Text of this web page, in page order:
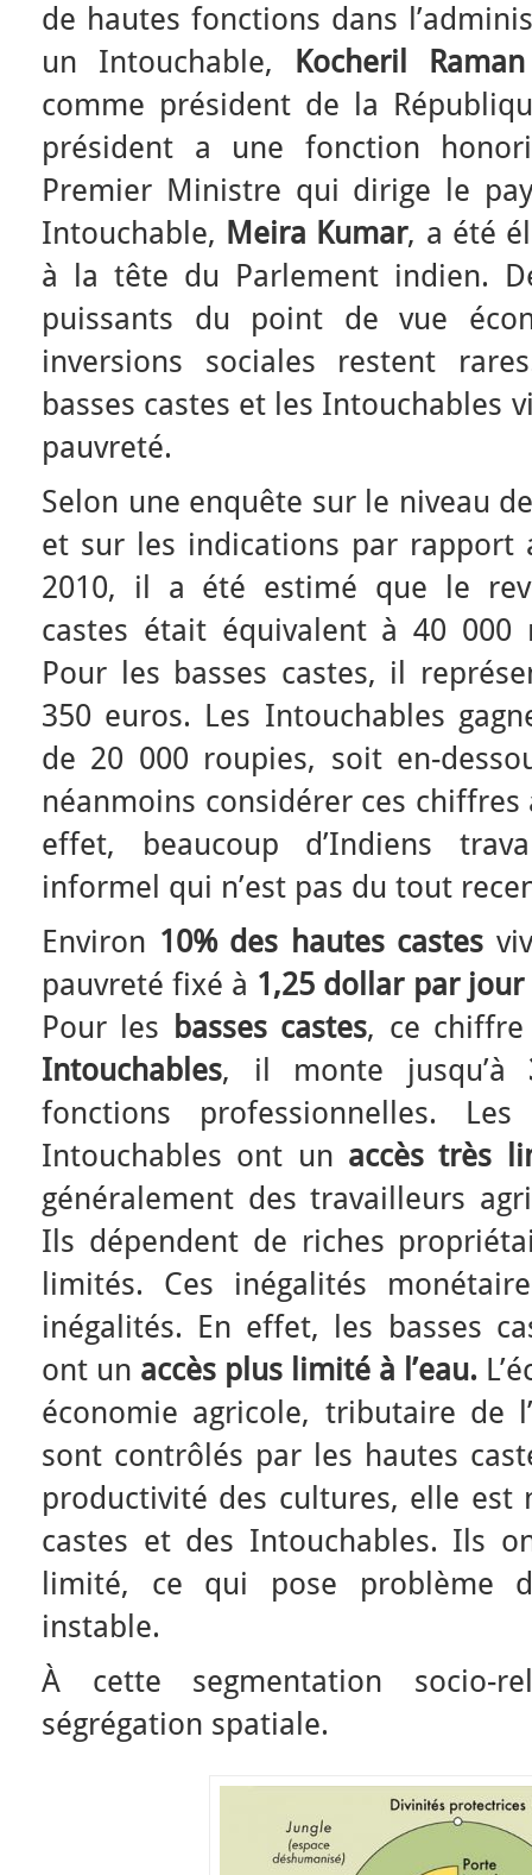
de hautes fonctions dans
un Intouchable,
Kocheril
comme président de la
président a une fonction
Premier Ministre qui dirige le
Intouchable, Meira Kumar, a été
à la tête du Parlement indien.
puissants du point de vue
inversions sociales restent
basses castes et les Intouchables
pauvreté.
Selon une enquête sur le niveau
et sur les indications par rapport
2010, il a été estimé que le
castes était équivalent à 40 000
Pour les basses castes, il
350 euros. Les Intouchables
de 20 000 roupies, soit en-
néanmoins considérer ces chiffres
effet, beaucoup d’Indiens
informel qui n’est pas du tout
Environ 10% des hautes castes
pauvreté fixé à 1,25 dollar par jour
Pour les basses castes, ce
Intouchables, il monte jusqu’à
fonctions professionnelles.
Intouchables ont un accès très
généralement des travailleurs
Ils dépendent de riches
limités. Ces inégalités
inégalités. En effet, les basses
ont un accès plus limité à l’eau.
économie agricole, tributaire de
sont contrôlés par les hautes
productivité des cultures, elle est
castes et des Intouchables. Ils
limité, ce qui pose problème
instable.
À cette segmentation socio-
ségrégation spatiale.